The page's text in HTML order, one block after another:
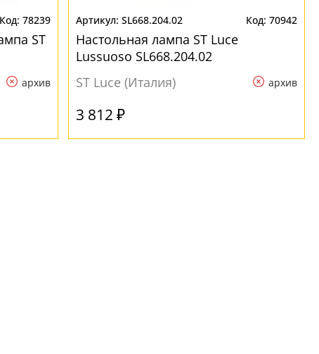
78239
ST
архив
SL668.204.02 70942
Настольная лампа ST Luce
Lussuoso SL668.204.02
ST Luce (Италия)
архив
3 812 ₽